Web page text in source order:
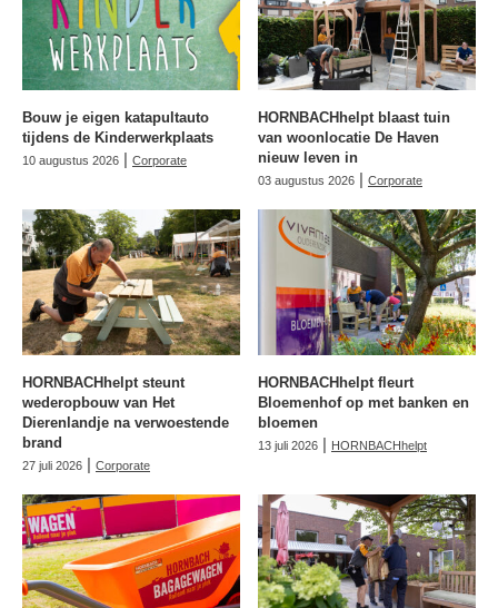
Bouw je eigen katapultauto
tijdens de Kinderwerkplaats
10 augustus 2026 | Corporate
HORNBACHhelpt blaast tuin
van woonlocatie De Haven
nieuw leven in
03 augustus 2026 | Corporate
HORNBACHhelpt steunt
wederopbouw van Het
Dierenlandje na verwoestende
brand
27 juli 2026 | Corporate
HORNBACHhelpt fleurt
Bloemenhof op met banken en
bloemen
13 juli 2026 | HORNBACHhelpt